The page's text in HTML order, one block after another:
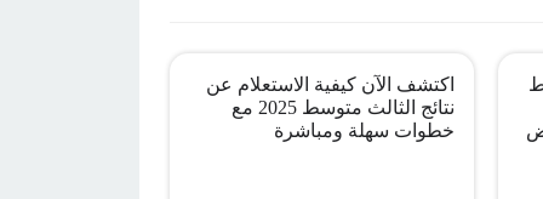
اكتشف الآن كيفية الاستعلام عن
نتائج الثالث متوسط 2025 مع
خطوات سهلة ومباشرة